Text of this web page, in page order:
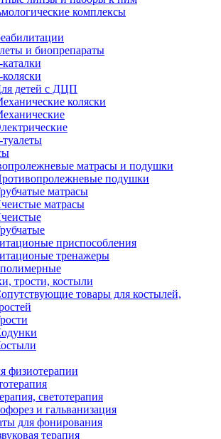
комплексы
и биопрепараты
детей с ДЦП
коляски
матрасы и подушки
подушки
матрасы
матрасы
приспособления
тренажеры
трости, костыли
товары для костылей,
физиотерапии
светотерапия
и гальванизация
для фонирования
терапия